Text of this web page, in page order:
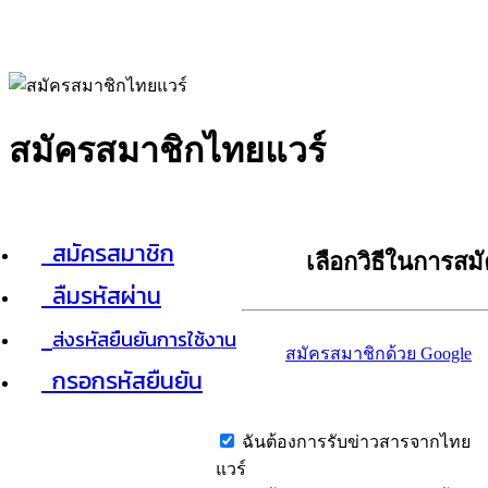
สมัครสมาชิกไทยแวร์
สมัครสมาชิก
ลืมรหัสผ่าน
ส่งรหัสยืนยันการใช้งาน
กรอกรหัสยืนยัน
เลือกวิธีในการส
สมัครสมาชิกด้วย Google
ฉันต้องการรับข่าวสารจากไทย
แวร์